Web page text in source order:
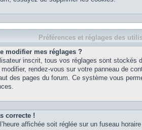
Préférences et réglages des
modifier mes réglages ?
inscrit, tous vos réglages sont stockés
rendez-vous sur votre panneau de
des pages du forum. Ce système vous
correcte !
affichée soit réglée sur un fuseau